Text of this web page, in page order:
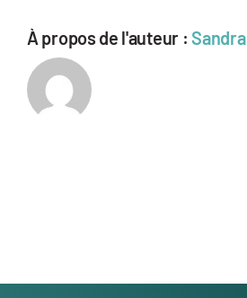
À propos de l'auteur :